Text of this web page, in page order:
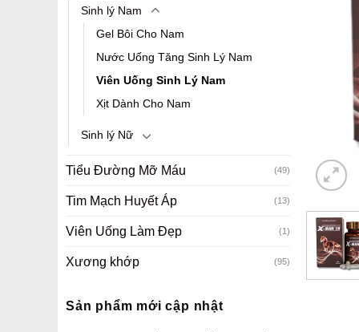
Sinh lý Nam
Gel Bôi Cho Nam
Nước Uống Tăng Sinh Lý Nam
Viên Uống Sinh Lý Nam
Xịt Dành Cho Nam
Sinh lý Nữ
Tiểu Đường Mỡ Máu (49)
Tim Mạch Huyết Áp (13)
Viên Uống Làm Đẹp (1)
Xương khớp (95)
Sản phẩm mới cập nhật